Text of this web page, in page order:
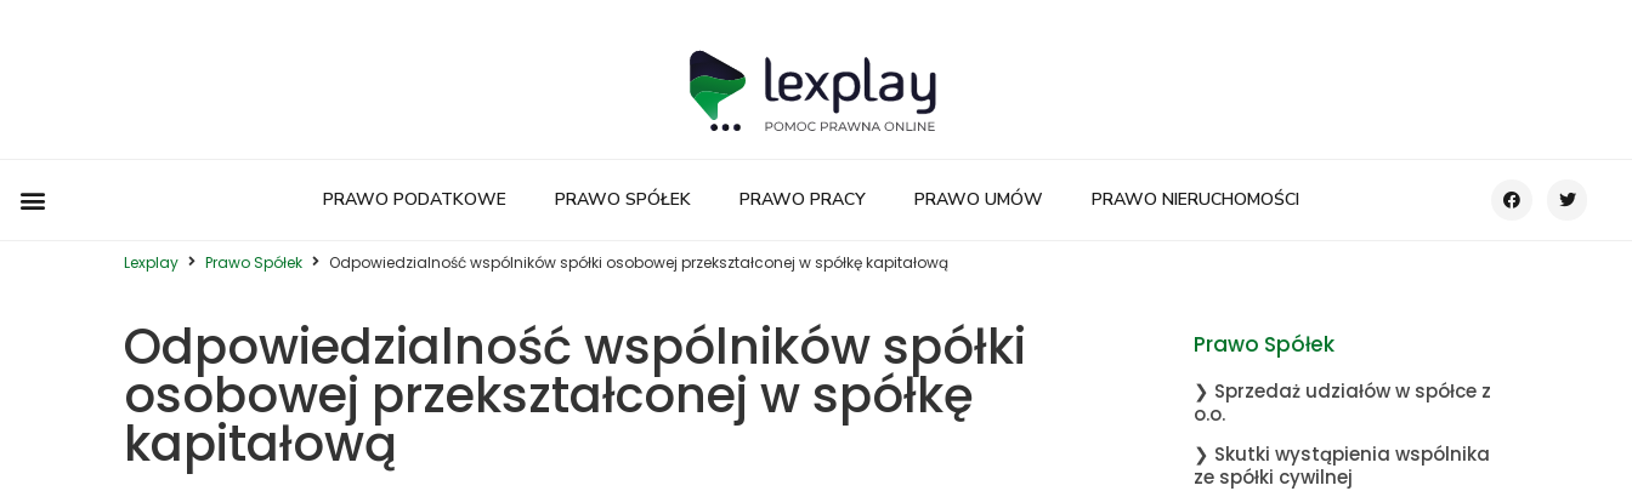
PRAWO PODATKOWE PRAWO SPÓŁEK PRAWO PRACY PRAWO UMÓW PRAWO NIERUCHOMOŚCI
Lexplay Prawo Spółek Odpowiedzialność wspólników spółki osobowej przekształconej w spółkę kapitałową
Odpowiedzialność wspólników spółki
osobowej przekształconej w spółkę
kapitałową
Prawo Spółek
❯ Sprzedaż udziałów w spółce z
o.o.
❯ Skutki wystąpienia wspólnika
ze spółki cywilnej